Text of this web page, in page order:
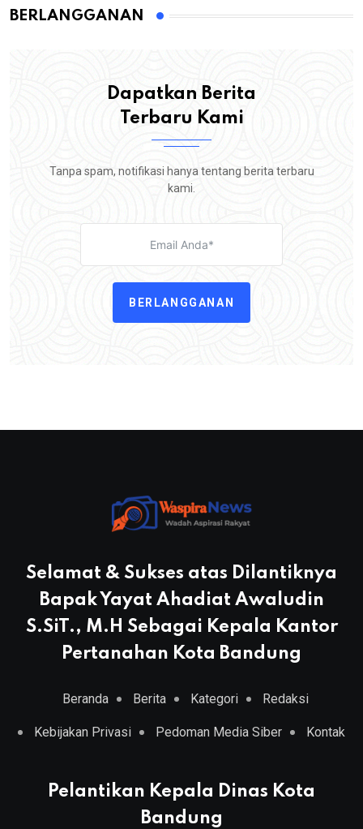
BERLANGGANAN
Dapatkan Berita
Terbaru Kami
Tanpa spam, notifikasi hanya tentang berita terbaru
kami.
BERLANGGANAN
Selamat & Sukses atas Dilantiknya
Bapak Yayat Ahadiat Awaludin
S.SiT., M.H Sebagai Kepala Kantor
Pertanahan Kota Bandung
Beranda Berita Kategori Redaksi
Kebijakan Privasi Pedoman Media Siber Kontak
Pelantikan Kepala Dinas Kota
Bandung